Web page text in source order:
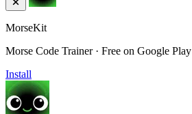
MorseKit
Morse Code Trainer · Free on Google Play
Install